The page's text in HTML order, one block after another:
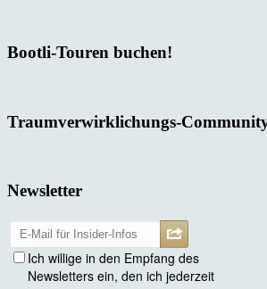
Bootli-Touren buchen!
Traumverwirklichungs-
Newsletter